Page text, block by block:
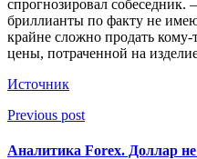
спрогнозировал
бриллианты по факту не
крайне сложно продать кому-
цены, потраченной на
Источник
Previous post
Аналитика Forex. Доллар не